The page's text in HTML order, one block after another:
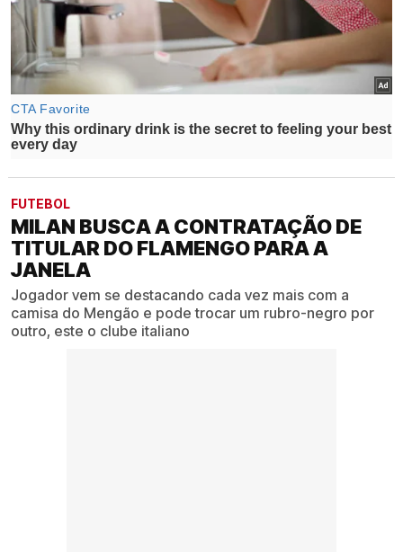
FUTEBOL
MILAN BUSCA A CONTRATAÇÃO DE
TITULAR DO FLAMENGO PARA A
JANELA
Jogador vem se destacando cada vez mais com a
camisa do Mengão e pode trocar um rubro-negro por
outro, este o clube italiano